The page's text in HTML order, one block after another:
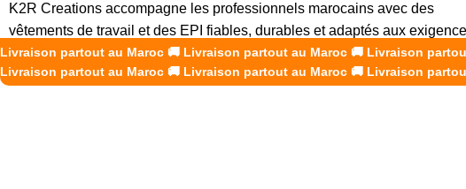
K2R Creations accompagne les professionnels marocains avec des
vêtements de travail et des EPI fiables, durables et adaptés aux
de chaque métier.
Découvrir nos produits
Livraison partout au Maroc 🚚 Livraison partout au Maroc 🚚 Livraison
Livraison partout au Maroc 🚚 Livraison partout au Maroc 🚚 Livraison